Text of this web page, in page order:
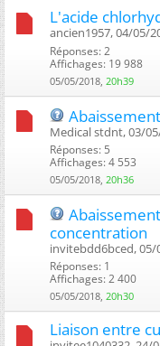
L'acide
ancien1957, 04/05/
Réponses: 2
Affichages: 19 988
05/05/2018, 20h39
Medical stdnt, 03/
Réponses: 5
Affichages: 4 553
05/05/2018, 20h36
concentration
invitebdd6bced, 05/
Réponses: 1
Affichages: 2 400
05/05/2018, 20h30
Liaison entre